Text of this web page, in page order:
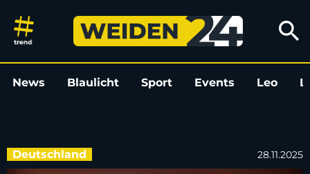
Mal wieder Paris-Romantik
search
News Blaulicht Sport Events Leo
Deutschland 28.11.2025